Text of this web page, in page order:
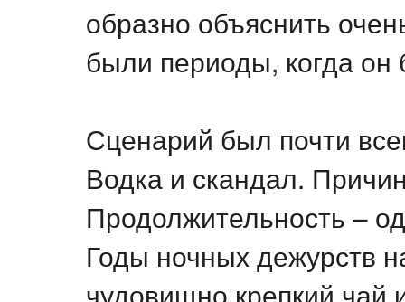
образно объяснить
были периоды, когда
Сценарий был почти
Водка и скандал.
Продолжительность –
Годы ночных дежурств
чудовищно крепкий чай